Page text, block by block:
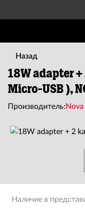
Назад
18W adapter
Micro-USB ),
Производитель: Nova
Наличие в